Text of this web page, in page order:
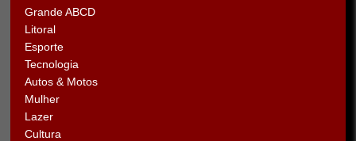
Grande ABCD
Litoral
Esporte
Tecnologia
Autos & Motos
Mulher
Lazer
Cultura